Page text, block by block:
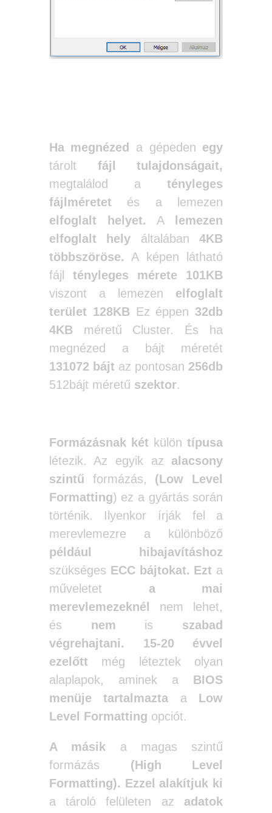
Ha megnézed a gépeden egy
tárolt fájl tulajdonságait,
megtalálod atényleges
fájlméretetés a lemezen
elfoglalt helyet. A
lemezen
elfoglalt hely általában4KB
többszöröse. A képen látható
fájl tényleges mérete 101KB
viszont a lemezen elfoglalt
terület 128KBEz éppen 32db
4KBméretű Cluster. És ha
megnézed a bájt méretét
131072 bájtaz pontosan 256db
512bájt méretű szektor.
Formázásnak kétkülöntípusa
létezik. Az egyik az alacsony
szintű formázás, (Low Level
Formatting) ez a gyártás során
történik. Ilyenkor írják fel a
merevlemezre a különböző
például hibajavításhoz
szükséges ECC bájtokat. Ezt a
műveletet a mai
merevlemezeknél
nem lehet,
és nem is szabad
végrehajtani.
15-20 évvel
ezelőttmég léteztek olyan
alaplapok, aminek a BIOS
menüje
tartalmazta a Low
Level Formatting opciót.
A másik a magas szintű
formázás (High Level
Formatting). Ezzel alakítjuk ki
a tároló felületen az adatok